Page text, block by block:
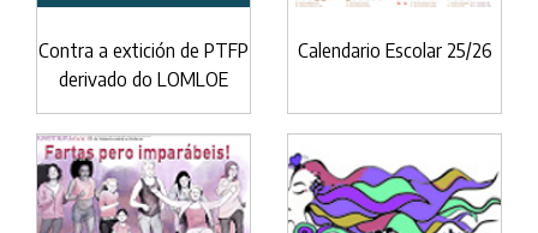
Contra a extición de PTFP
derivado do LOMLOE
Calendario Escolar 25/26